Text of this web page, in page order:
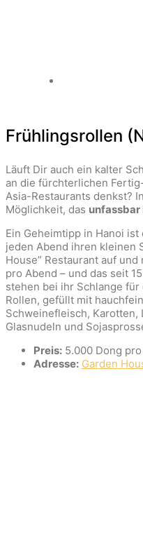
Frühlingsrollen
Läuft Dir auch ein kalter
an die fürchterlichen
Asia-Restaurants denkst?
Möglichkeit, das unfassbar
Ein Geheimtipp in Hanoi ist
jeden Abend ihren kleinen
House” Restaurant auf
pro Abend – und das seit
stehen bei ihr Schlange
Rollen, gefüllt mit
Schweinefleisch, Karotten,
Glasnudeln und
Preis: 5.000 Dong
Adresse: Garden